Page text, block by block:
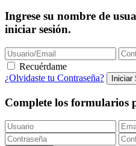
Ingrese su nombre de
iniciar sesión.
Recuérdame
¿Olvidaste tu Contraseña?
Complete los formularios